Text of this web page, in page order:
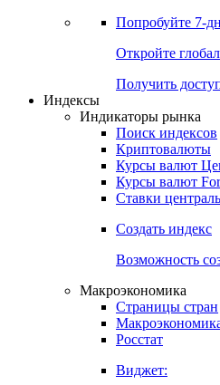
Попробуйте 7-
Откройте
Получить
Индексы
Индикаторы рынка
Поиск индексов
Криптовалюты
Курсы валют
Курсы валют
Ставки
Создать индекс
Возможность
Макроэкономика
Страницы стран
Росстат
Виджет: